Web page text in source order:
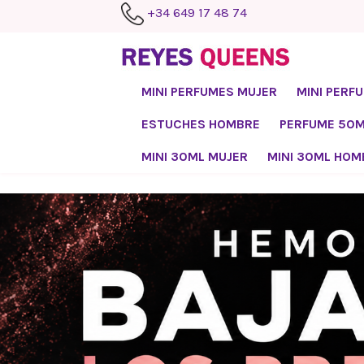
+34 649 17 48 74
MINI PERFUMES MUJER MINI
ESTUCHES HOMBRE PERFUME
MINI 30ML MUJER MINI 30ML

Inicio Blog
ÚLTIMAS ENTRADAS